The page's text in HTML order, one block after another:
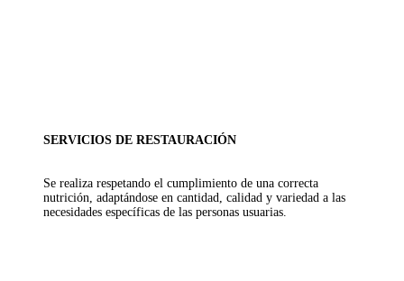
SERVICIOS DE RESTAURACIÓN
Se realiza respetando el cumplimiento de una correcta
nutrición, adaptándose en cantidad, calidad y variedad a las
necesidades específicas de las personas usuarias.